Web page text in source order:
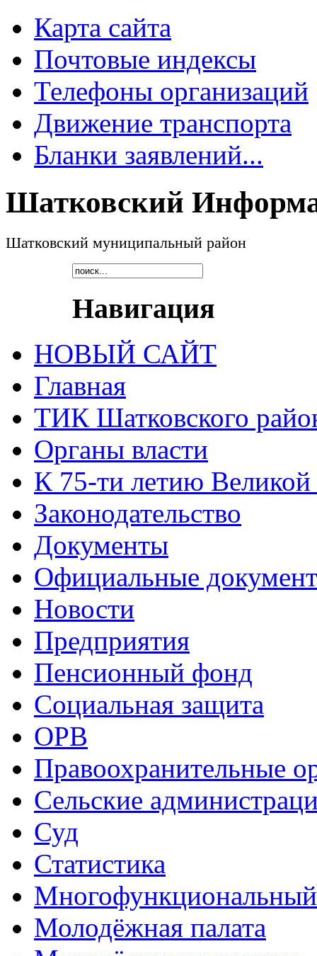
Карта сайта
Почтовые индексы
Телефоны организаций
Движение транспорта
Бланки заявлений...
Шатковский
Шатковский муниципальный район
Навигация
НОВЫЙ САЙТ
Главная
ТИК Шатковского
Органы власти
К 75-ти летию
Законодательство
Документы
Официальные
Новости
Предприятия
Пенсионный фонд
Социальная защита
ОРВ
Правоохранительные
Сельские
Суд
Статистика
Молодёжная палата